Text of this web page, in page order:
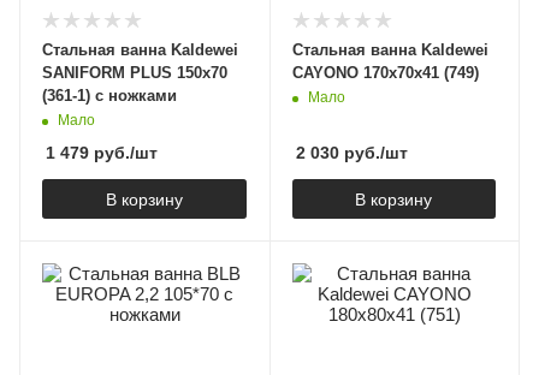
Стальная ванна Kaldewei
SANIFORM PLUS 150х70
(361-1) с ножками
Мало
1 479 руб./шт
В корзину
Стальная ванна Kaldewei
CAYONO 170х70х41 (749)
Мало
2 030руб./шт
В корзину